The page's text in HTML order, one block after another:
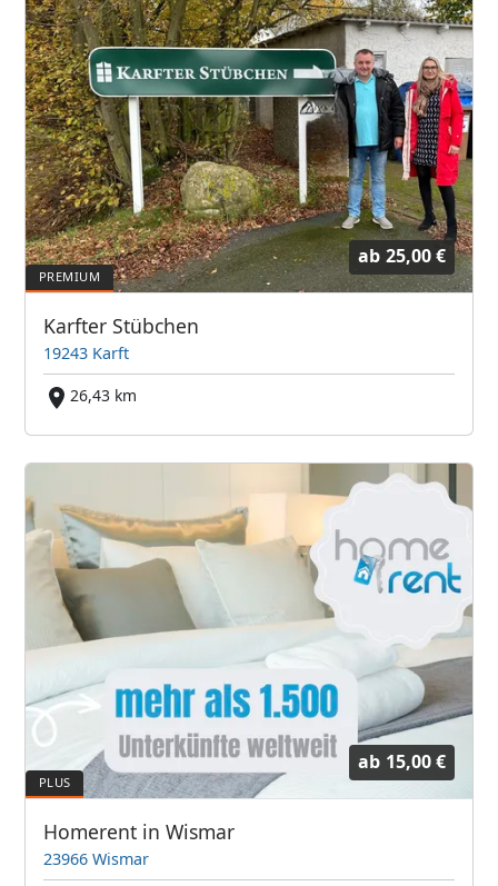
ab 25,00 €
Karfter Stübchen
19243 Karft
26,43 km
ab 15,00 €
Homerent in Wismar
23966 Wismar